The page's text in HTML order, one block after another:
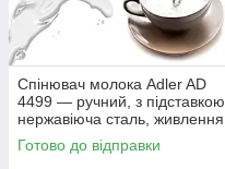
Спінювач молока Adler AD
4499 — ручний, з підставкою,
нержавіюча сталь, живлення
від батарейок
Готово до відправки